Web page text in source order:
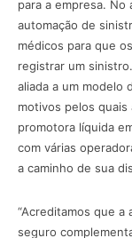
para a empresa. No
automação de
médicos para que
registrar um
aliada a um modelo
motivos pelos
promotora líquida
com várias
a caminho de sua
“Acreditamos que a
seguro